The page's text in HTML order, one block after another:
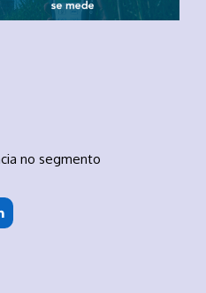
no segmento